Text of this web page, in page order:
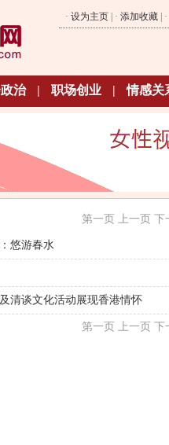
· 设为主页 | · 添加收藏 | ·
治 | 职场创业 | 情感关
第一页 上一页 下
悠游春水
清谈文化活动展现香港情怀
第一页 上一页 下